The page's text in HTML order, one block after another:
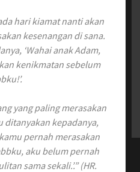
hari kiamat nanti akan
kesenangan di sana.
‘Wahai anak Adam,
kenikmatan sebelum
yang paling merasakan
ditanyakan kepadanya,
pernah merasakan
aku belum pernah
sama sekali.’.” (HR.